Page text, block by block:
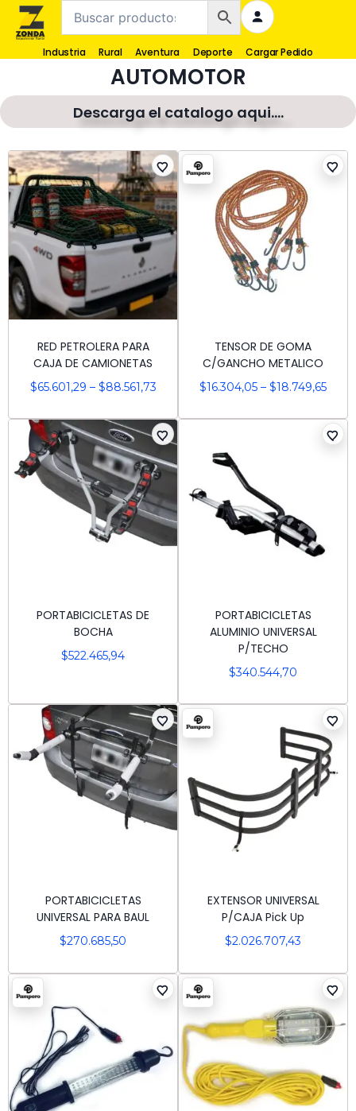
Industria Rural Aventura Deporte Cargar Pedido
AUTOMOTOR
Descarga el catalogo aqui....
RED PETROLERA PARA
CAJA DE CAMIONETAS
$65.601,29 – $88.561,73
TENSOR DE GOMA
C/GANCHO METALICO
$16.304,05 – $18.749,65
PORTABICICLETAS DE
BOCHA
$522.465,94
PORTABICICLETAS
ALUMINIO UNIVERSAL
P/TECHO
$340.544,70
PORTABICICLETAS
UNIVERSAL PARA BAUL
$270.685,50
EXTENSOR UNIVERSAL
P/CAJA Pick Up
$2.026.707,43